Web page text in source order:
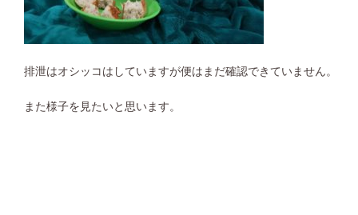
排泄はオシッコはしていますが便はまだ確認できていません。
また様子を見たいと思います。